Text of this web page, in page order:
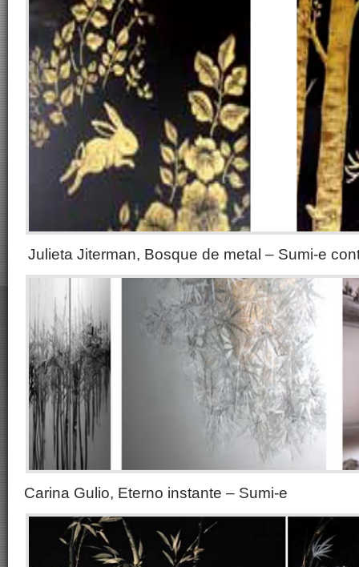
Julieta Jiterman, Bosque de metal – Sumi-e
Carina Gulio, Eterno instante – Sumi-e